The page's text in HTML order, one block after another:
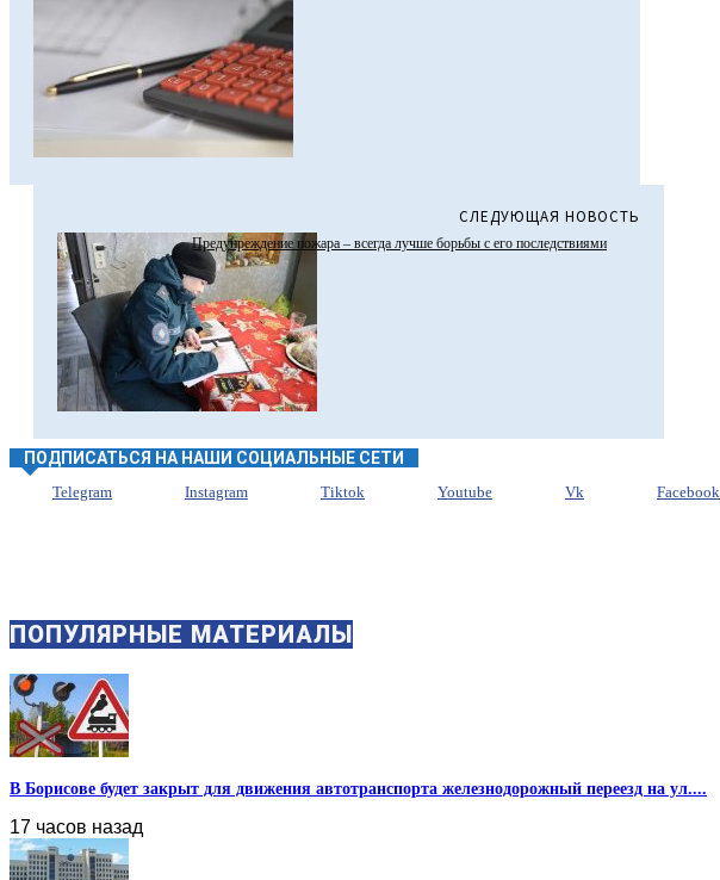
СЛЕДУЮЩАЯ НОВОСТЬ
Предупреждение пожара – всегда лучше борьбы с его последствиями
ПОДПИСАТЬСЯ НА НАШИ СОЦИАЛЬНЫЕ СЕТИ
Telegram Instagram Tiktok Youtube Vk Facebook
ПОПУЛЯРНЫЕ МАТЕРИАЛЫ
В Борисове будет закрыт для движения автотранспорта железнодорожный переезд на ул....
17 часов назад